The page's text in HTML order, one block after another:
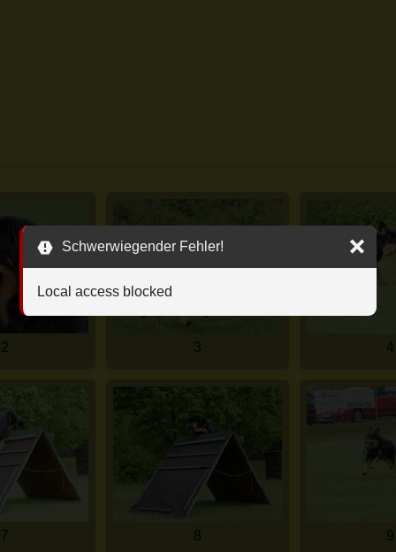
2 3 4
7 8 9
Schwerwiegender Fehler!
Local access blocked